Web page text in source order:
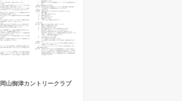
山御津カントリークラブ